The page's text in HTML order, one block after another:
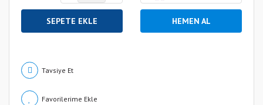
SEPETE EKLE HEMEN AL
Tavsiye Et